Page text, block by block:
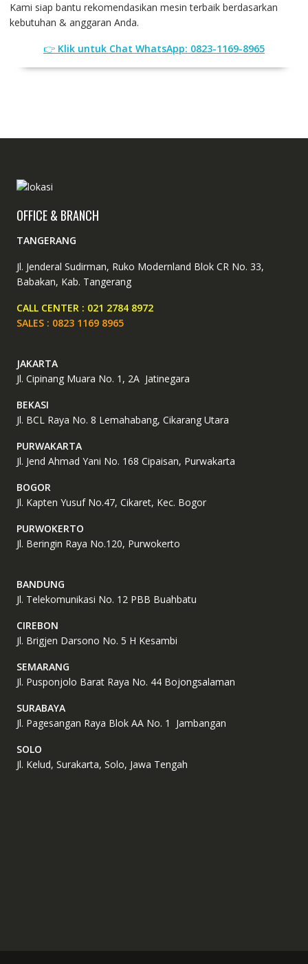
Kami siap bantu rekomendasikan mesin terbaik berdasarkan
kebutuhan & anggaran Anda.
👉 Klik untuk Chat WhatsApp: 0823-1169-8965
OFFICE & BRANCH
TANGERANG
Jl. Jenderal Sudirman, Ruko Modernland Blok CR No. 33,
Babakan, Kab. Tangerang
CALL CENTER : 021 2784 8972
SALES : 0823 1169 8965
JAKARTA
Jl. Cipinang Muara No. 1, 2A Jatinegara
BEKASI
Jl. BCL Raya No. 8 Lemahabang, Cikarang Utara
PURWAKARTA
Jl. Jend Ahmad Yani No. 168 Cipaisan, Purwakarta
BOGOR
Jl. Kapten Yusuf No.47, Cikaret, Kec. Bogor
PURWOKERTO
Jl. Beringin Raya No.120, Purwokerto
BANDUNG
Jl. Telekomunikasi No. 12 PBB Buahbatu
CIREBON
Jl. Brigjen Darsono No. 5 H Kesambi
SEMARANG
Jl. Pusponjolo Barat Raya No. 44 Bojongsalaman
SURABAYA
Jl. Pagesangan Raya Blok AA No. 1 Jambangan
SOLO
Jl. Kelud, Surakarta, Solo, Jawa Tengah